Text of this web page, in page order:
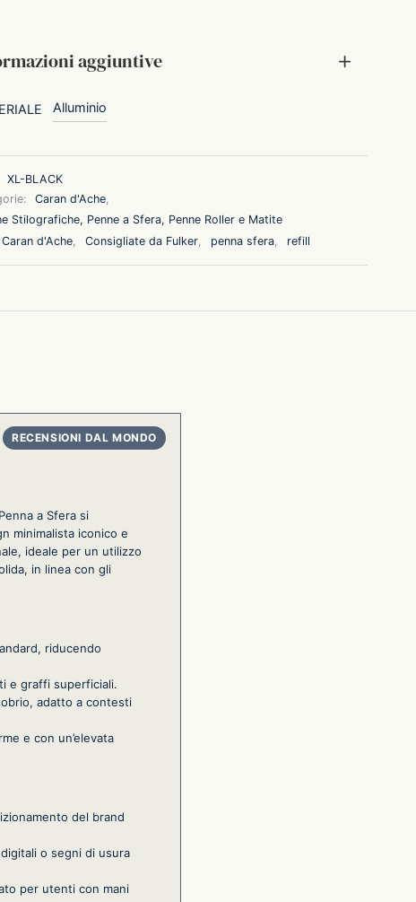
aggiuntive
Alluminio
XL-BLACK
Caran d'Ache,
Stilografiche, Penne a Sfera, Penne Roller e Matite
Caran d'Ache, Consigliate da Fulker, penna sfera, refill
a Sfera si
minimalista iconico e
ideale per un utilizzo
in linea con gli
riducendo
e graffi superficiali.
adatto a contesti
e con un’elevata
del brand
o segni di usura
per utenti con mani